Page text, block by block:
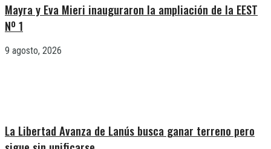
Mayra y Eva Mieri inauguraron la ampliación de la EEST
Nº 1
9 agosto, 2026
La Libertad Avanza de Lanús busca ganar terreno pero